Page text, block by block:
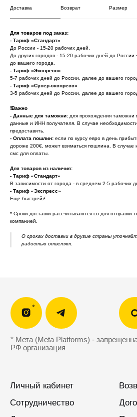
Доставка Возврат Размер
Для товаров под заказ:
- Тариф «Стандарт»
До России - 15-20 рабочих дней.
До других городов - 15-20 рабочих дней до
до вашего города.
- Тариф «Экспресс»
5-7 рабочих дней до России, далее до вашего
- Тариф «Супер-экспресс»
3-5 рабочих дней до России, далее до вашего
❗️Важно
- Данные для таможни: для прохождения таможни
данные и ИНН получателя. В случае
предоставить.
- Оплата пошлин: если по курсу евро в день
дороже 200€, может взиматься пошлина. В
смс для оплаты.
Для товаров из наличия:
- Тариф «Стандарт»
В зависимости от города - в среднем 2-5 рабочих
- Тариф «Экспресс»
Еще быстрей⚡
* Cроки доставки рассчитываются со дня отправки
компанией.
О сроках доставки в другие страны
радостью ответят.
Доставка и оплата
Возврат товара
Договор оферты
support@outfit-item.ru
* Мета (Meta Platforms) - запрещенная в
business@outfit-item.ru
*
Сотрудничество
Женщинам
Мужчинам
Подарочный
сертификат 🎁
Личный кабинет